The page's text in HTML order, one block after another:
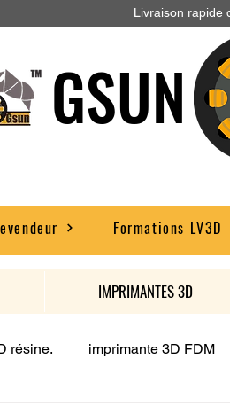
Livraison rapide
Formations LV3D
IMPRIMANTES 3D
résine. imprimante 3D FDM